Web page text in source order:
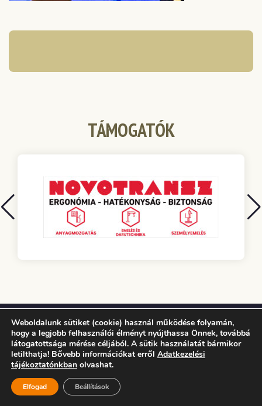
TÁMOGATÓK
ELÉRHETŐSÉGEK
7100 Szekszárd, Keselyűsi út 3.
+36 74 315 733
titkarsag@szekszardisport.hu
Weboldalunk sütiket (cookie) használ működése folyamán,
hogy a legjobb felhasználói élményt nyújthassa Önnek, továbbá
látogatottsága mérése céljából. A sütik használatát bármikor
letilthatja! Bővebb információkat erről Adatkezelési
tájékoztatónkban olvashat.
Elfogad Beállítások